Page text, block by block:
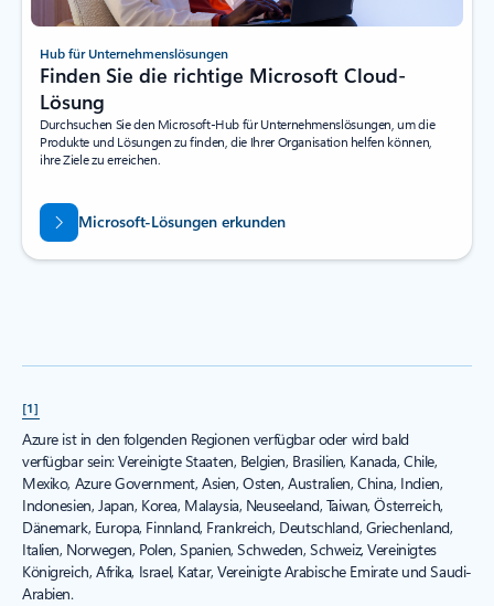
Hub für Unternehmenslösungen
Finden Sie die richtige Microsoft Cloud-
Lösung
Durchsuchen Sie den Microsoft-Hub für Unternehmenslösungen, um die
Produkte und Lösungen zu finden, die Ihrer Organisation helfen können,
ihre Ziele zu erreichen.
Microsoft-Lösungen erkunden
[1]
Azure ist in den folgenden Regionen verfügbar oder wird bald
verfügbar sein: Vereinigte Staaten, Belgien, Brasilien, Kanada, Chile,
Mexiko, Azure Government, Asien, Osten, Australien, China, Indien,
Indonesien, Japan, Korea, Malaysia, Neuseeland, Taiwan, Österreich,
Dänemark, Europa, Finnland, Frankreich, Deutschland, Griechenland,
Italien, Norwegen, Polen, Spanien, Schweden, Schweiz, Vereinigtes
Königreich, Afrika, Israel, Katar, Vereinigte Arabische Emirate und Saudi-
Arabien.